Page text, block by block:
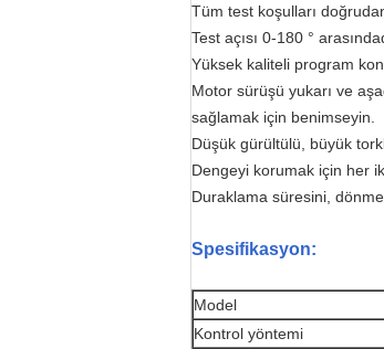
Tüm test koşulları
Test açısı 0-180 °
Yüksek kaliteli program
Motor sürüşü yukarı ve
sağlamak için benimseyin.
Düşük gürültülü, büyük
Dengeyi korumak için her
Duraklama süresini, dönme
Spesifikasyon:
Model
Kontrol yöntemi